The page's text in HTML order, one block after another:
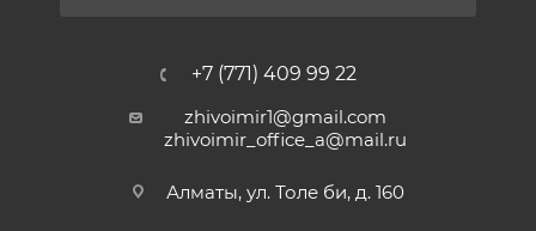
+7 (771) 409 99 22
zhivoimir1@gmail.com
zhivoimir_office_a@mail.ru
Алматы, ул. Толе би, д. 160